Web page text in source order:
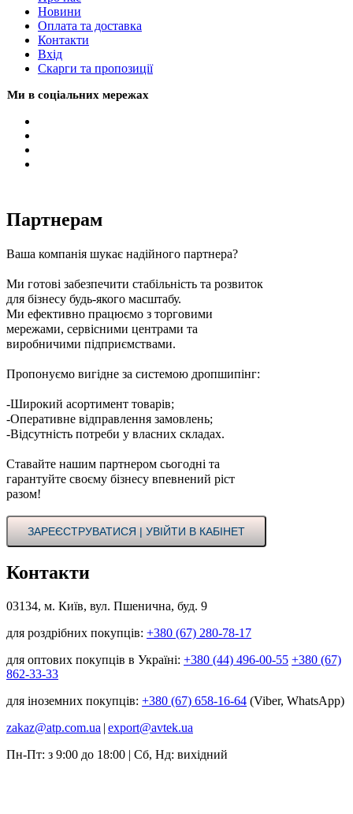
Новини
Оплата та доставка
Контакти
Вхiд
Скарги та пропозиції
Ми в соціальних мережах
Партнерам
Ваша компанія шукає надійного партнера?
Ми готові забезпечити стабільність та розвиток
для бізнесу будь-якого масштабу.
Ми ефективно працюємо з торговими
мережами, сервісними центрами та
виробничими підприємствами.
Пропонуємо вигідне за системою дропшипінг:
-Широкий асортимент товарів;
-Оперативне відправлення замовлень;
-Відсутність потреби у власних складах.
Ставайте нашим партнером сьогодні та
гарантуйте своєму бізнесу впевнений ріст
разом!
ЗАРЕЄСТРУВАТИСЯ | УВІЙТИ В КАБІНЕТ
Контакти
03134, м. Київ, вул. Пшенична, буд. 9
для роздрібних покупців: +380 (67) 280-78-17
для оптових покупців в Україні: +380 (44) 496-00-55 +380 (67)
862-33-33
для іноземних покупців: +380 (67) 658-16-64 (Viber, WhatsApp)
zakaz@atp.com.ua | export@avtek.ua
Пн-Пт: з 9:00 до 18:00 | Сб, Нд: вихідний